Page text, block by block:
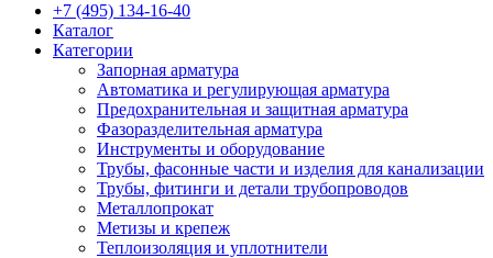
+7 (495) 134-16-40
Каталог
Категории
Запорная арматура
Автоматика и регулирующая арматура
Предохранительная и защитная арматура
Фазоразделительная арматура
Инструменты и оборудование
Трубы, фасонные части и изделия для канализации
Трубы, фитинги и детали трубопроводов
Металлопрокат
Метизы и крепеж
Теплоизоляция и уплотнители